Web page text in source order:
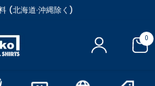
(北海道·沖縄除く)
00
ア